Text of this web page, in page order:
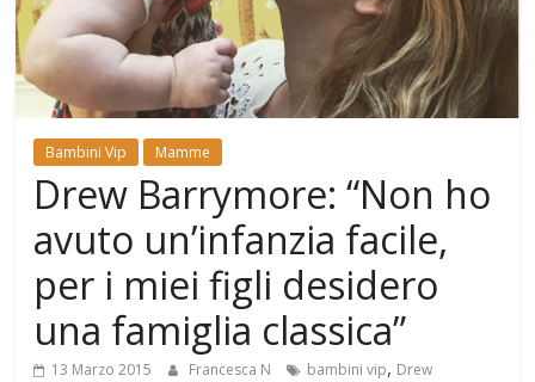
Mondo
Bambini Vip Mamme
Drew Barrymore: “Non ho
avuto un’infanzia facile,
per i miei figli desidero
una famiglia classica”
13 Marzo 2015 Francesca N bambini vip, Drew